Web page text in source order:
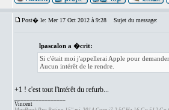
Post� le: Mer 17 Oct 2012 à 9:28 Sujet du message:
lpascalon a �crit:
Si c'était moi j'appellerai Apple pour
Aucun intérêt de le rendre.
+1 ! c'est tout l'intérêt du refurb...
Vincent